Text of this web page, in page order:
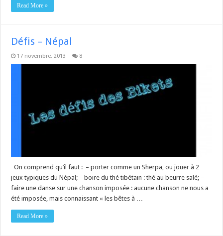
Read More »
Défis – Népal
17 novembre, 2013 8
On comprend qu’il faut : – porter comme un Sherpa, ou jouer à 2
jeux typiques du Népal; – boire du thé tibétain : thé au beurre salé; –
faire une danse sur une chanson imposée : aucune chanson ne nous a
été imposée, mais connaissant « les bêtes à …
Read More »